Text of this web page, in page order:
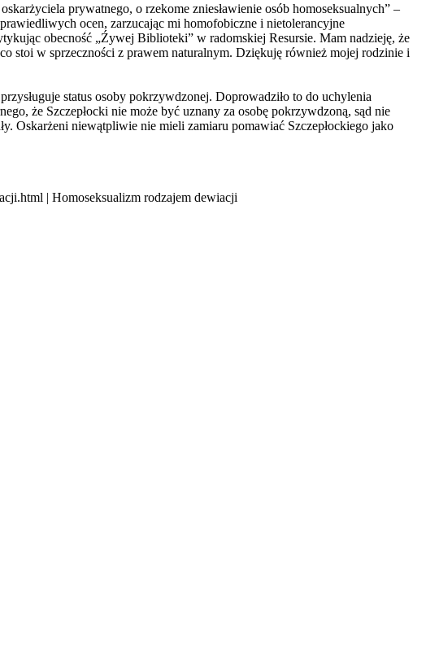
prywatnego, o rzekome zniesławienie osób homoseksualnych” –
ocen, zarzucając mi homofobiczne i nietolerancyjne
obecność „Źywej Biblioteki” w radomskiej Resursie. Mam nadzieję, że
stoi w sprzeczności z prawem naturalnym. Dziękuję również mojej rodzinie i
status osoby pokrzywdzonej. Doprowadziło to do uchylenia
że Szczepłocki nie może być uznany za osobę pokrzywdzoną, sąd nie
Oskarżeni niewątpliwie nie mieli zamiaru pomawiać Szczepłockiego jako
| Homoseksualizm rodzajem dewiacji